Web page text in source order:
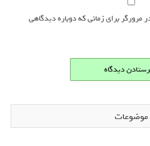
مرورگر برای زمانی که دوباره دیدگاهی
موضوعات